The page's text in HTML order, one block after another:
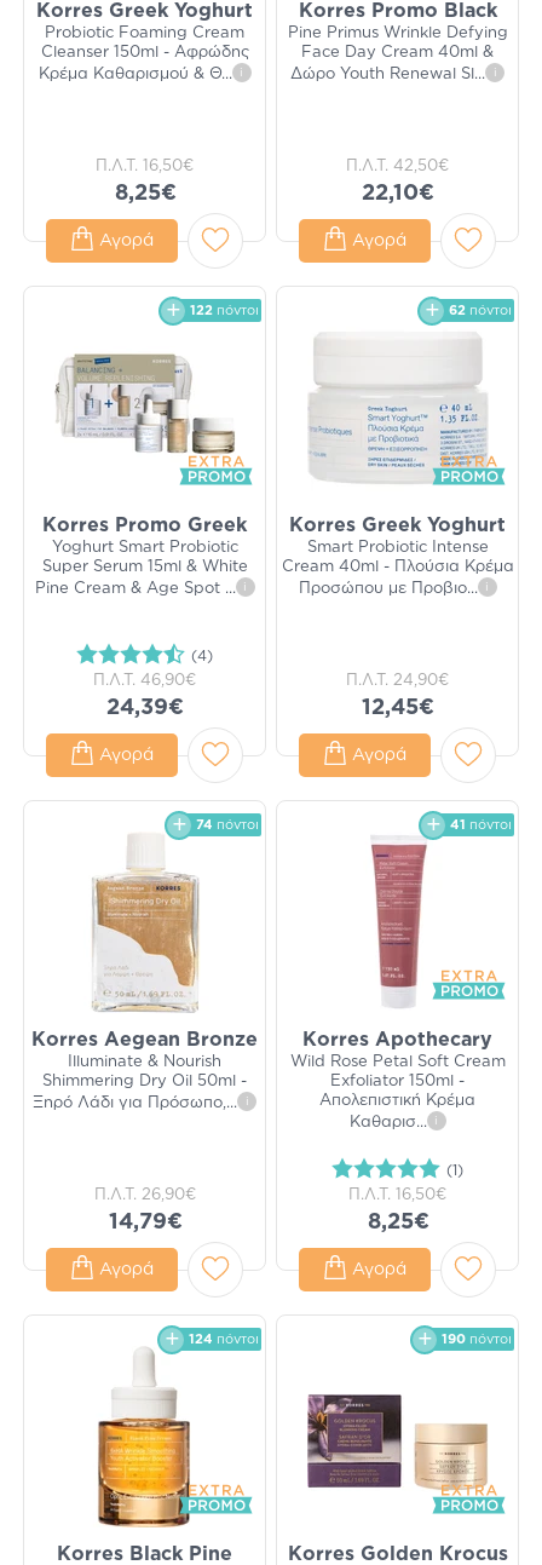
Korres Greek Yoghurt
Probiotic Foaming Cream
Cleanser 150ml - Αφρώδης
Κρέμα Καθαρισμού & Θ... i
Π.Λ.Τ. 16,50€
8,25€
Αγορά
Korres Promo Black
Pine Primus Wrinkle Defying
Face Day Cream 40ml &
Δώρο Youth Renewal Sl ... i
Π.Λ.Τ. 42,50€
22,10€
Αγορά
122 πόντοι
Korres Promo Greek
Yoghurt Smart Probiotic
Super Serum 15ml & White
Pine Cream & Age Spot ... i
(4)
Π.Λ.Τ. 46,90€
24,39€
Αγορά
62 πόντοι
Korres Greek Yoghurt
Smart Probiotic Intense
Cream 40ml - Πλούσια Κρέμα
Προσώπου με Προβιο... i
Π.Λ.Τ. 24,90€
12,45€
Αγορά
74 πόντοι
Korres Aegean Bronze
Illuminate & Nourish
Shimmering Dry Oil 50ml -
Ξηρό Λάδι για Πρόσωπο,... i
Π.Λ.Τ. 26,90€
14,79€
Αγορά
41 πόντοι
Korres Apothecary
Wild Rose Petal Soft Cream
Exfoliator 150ml -
Απολεπιστική Κρέμα
Καθαρισ... i
(1)
Π.Λ.Τ. 16,50€
8,25€
Αγορά
124 πόντοι
Korres Black Pine
190 πόντοι
Korres Golden Krocus